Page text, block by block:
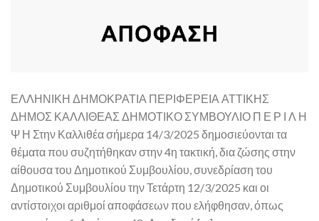
ΕΛΛΗΝΙΚΗ ΔΗΜΟΚΡΑΤΙΑ ΠΕΡΙΦΕΡΕΙΑ ΑΤΤΙΚΗΣ
ΔΗΜΟΣ ΚΑΛΛΙΘΕΑΣ ΔΗΜΟΤΙΚΟ ΣΥΜΒΟΥΛΙΟ Π Ε Ρ Ι Λ Η
Ψ Η Στην Καλλιθέα σήμερα 14/3/2025 δημοσιεύονται τα
θέματα που συζητήθηκαν στην 4η τακτική, δια ζώσης στην
αίθουσα του Δημοτικού Συμβουλίου, συνεδρίαση του
Δημοτικού Συμβουλίου την Τετάρτη 12/3/2025 και οι
αντίστοιχοι αριθμοί αποφάσεων που ελήφθησαν, όπως